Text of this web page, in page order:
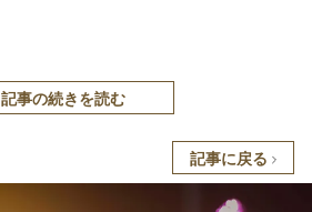
記事の続きを読む
記事に戻る